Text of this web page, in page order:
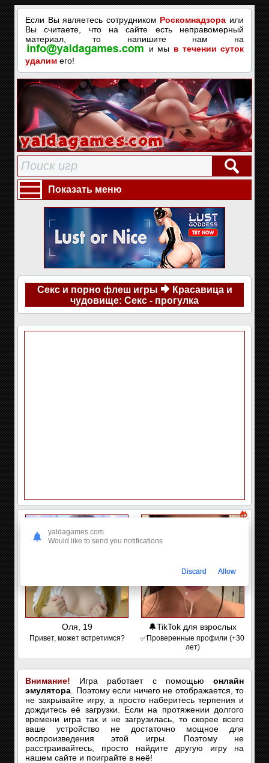
Если Вы являетесь сотрудником Роскомнадзора или
Вы считаете, что на сайте есть неправомерный
материал, то напишите нам на
и мы в течении суток
удалим его!
Показать меню
Секс и порно флеш игры
Красавица и
чудовище: Секс - прогулка
Оля, 19
Привет, может встретимся?
🔔TikTok для взрослых
✅Проверенные профили (+30
лет)
Внимание! Игра работает с помощью онлайн
эмулятора . Поэтому если ничего не отображается, то
не закрывайте игру, а просто наберитесь терпения и
дождитесь её загрузки. Если на протяжении долгого
времени игра так и не загрузилась, то скорее всего
ваше устройство не достаточно мощное для
воспроизведения этой игры. Поэтому не
расстраивайтесь, просто найдите другую игру на
нашем сайте и поиграйте в неё!
yaldagames.com
Would like to send you notifications
Discard Allow